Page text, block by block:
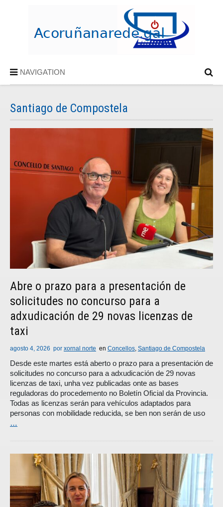
NAVIGATION
Santiago de Compostela
Abre o prazo para a presentación de
solicitudes no concurso para a
adxudicación de 29 novas licenzas de
taxi
agosto 4, 2026 por xornal norte en Concellos, Santiago de Compostela
Desde este martes está aberto o prazo para a presentación de
solicitudes no concurso para a adxudicación de 29 novas
licenzas de taxi, unha vez publicadas onte as bases
reguladoras do procedemento no Boletín Oficial da Provincia.
Todas as licenzas serán para vehículos adaptados para
personas con mobilidade reducida, se ben non serán de uso
…